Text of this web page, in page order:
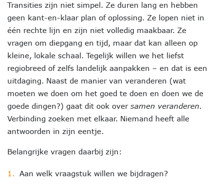
Transities zijn niet simpel. Ze duren lang en hebben
geen kant-en-klaar plan of oplossing. Ze lopen niet in
één rechte lijn en zijn niet volledig maakbaar. Ze
vragen om diepgang en tijd, maar dat kan alleen op
kleine, lokale schaal. Tegelijk willen we het liefst
regiobreed of zelfs landelijk aanpakken – en dat is een
uitdaging. Naast de manier van veranderen (wat
moeten we doen om het goed te doen en doen we de
goede dingen?) gaat dit ook over samen veranderen.
Verbinding zoeken met elkaar. Niemand heeft alle
antwoorden in zijn eentje.
Belangrijke vragen daarbij zijn:
Aan welk vraagstuk willen we bijdragen?